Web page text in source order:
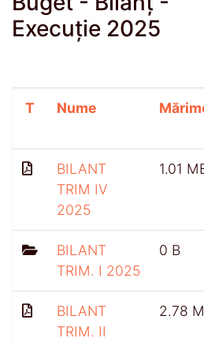
Execuție 2025
T Nume
BILANT
TRIM IV
2025
1.01
BILANT
TRIM. I 2025
0 B
BILANT
TRIM. II
2.78